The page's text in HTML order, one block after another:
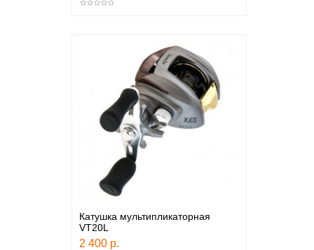
Катушка мультипликаторная
VT20L
2 400 р.